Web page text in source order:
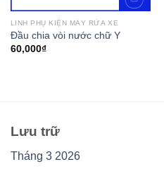
LINH PHỤ KIỆN MÁY RỬA XE
Đầu chia vòi nước chữ Y
60,000₫
Lưu trữ
Tháng 3 2026